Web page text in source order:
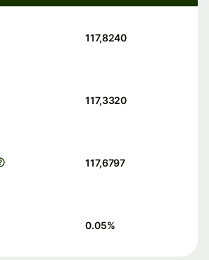
117,8240
117,3320
117,6797
0.05%